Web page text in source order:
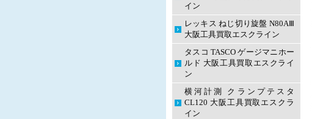
イン
レッキス ねじ切り旋盤 N80AⅢ
大阪工具買取エスクライン
タスコ TASCO ゲージマニホー
ルド 大阪工具買取エスクライ
ン
横河計測 クランプテスタ
CL120 大阪工具買取エスクラ
イン